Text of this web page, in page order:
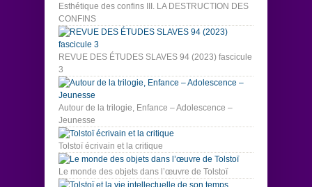
Esthétique des confins III. LA DESTRUCTION DES
CONFINS
REVUE DES ÉTUDES SLAVES 94 (2023) fascicule
3
Autour de la trilogie, Enfance – Adolescence –
Jeunesse
Tolstoï écrivain et la critique
Le monde des objets dans l’œuvre de Tolstoï